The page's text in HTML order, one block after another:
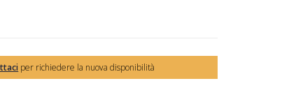
per richiedere la nuova disponibilità